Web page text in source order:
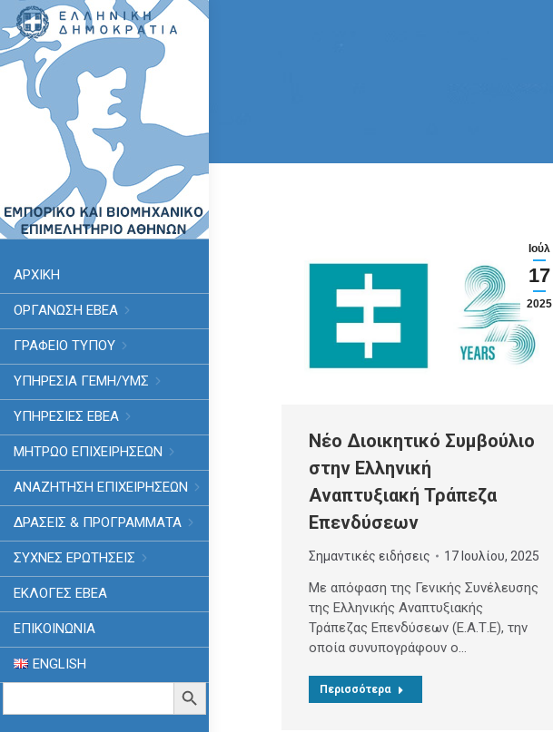
ΑΡΧΙΚΗ
ΟΡΓΑΝΩΣΗ ΕΒΕΑ
ΓΡΑΦΕΙΟ ΤΥΠΟΥ
ΥΠΗΡΕΣΊΑ ΓΕΜΗ/ΥΜΣ
ΥΠΗΡΕΣΙΕΣ ΕΒΕΑ
ΜΗΤΡΩΟ ΕΠΙΧΕΙΡΗΣΕΩΝ
ΑΝΑΖΗΤΗΣΗ ΕΠΙΧΕΙΡΗΣΕΩΝ
ΔΡΑΣΕΙΣ & ΠΡΟΓΡΑΜΜΑΤΑ
ΣΥΧΝΕΣ ΕΡΩΤΗΣΕΙΣ
ΕΚΛΟΓΈΣ ΕΒΕΑ
ΕΠΙΚΟΙΝΩΝΙΑ
ENGLISH
Search
Search Button
Ιούλ
17
2025
Νέο Διοικητικό Συμβούλιο
στην Ελληνική
Αναπτυξιακή Τράπεζα
Επενδύσεων
Σημαντικές ειδήσεις 17 Ιουλίου, 2025
Με απόφαση της Γενικής Συνέλευσης
της Ελληνικής Αναπτυξιακής
Τράπεζας Επενδύσεων (Ε.Α.Τ.Ε), την
οποία συνυπογράφουν ο…
Περισσότερα